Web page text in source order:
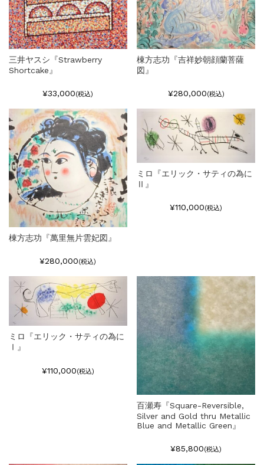
三井ヤスシ『Strawberry
Shortcake』
¥33,000(税込)
棟方志功『吉祥妙朝顔蘭菩薩
図』
¥280,000(税込)
棟方志功『萬里無片雲妃図』
¥280,000(税込)
ミロ『エリック・サティの為に
Ⅱ』
¥110,000(税込)
ミロ『エリック・サティの為に
Ⅰ』
¥110,000(税込)
百瀬寿『Square-Reversible,
Silver and Gold thru Metallic
Blue and Metallic Green』
¥85,800(税込)